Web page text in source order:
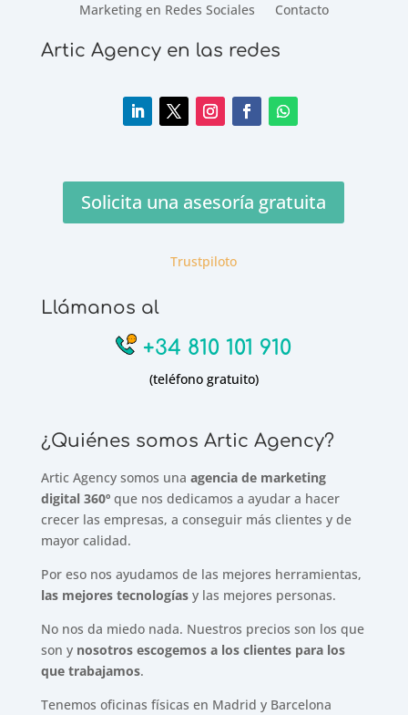
Marketing en Redes Sociales
Contacto
Artic Agency en las redes
Solicita una asesoría gratuita
Trustpiloto
Llámanos al
+34 810 101 910
(teléfono gratuito)
¿Quiénes somos Artic Agency?
Artic Agency somos una agencia de marketing
digital 360ºque nos dedicamos a ayudar a hacer
crecer las empresas, a conseguir más clientes y de
mayor calidad.
Por eso nos ayudamos de las mejores herramientas,
las mejores tecnologíasy las mejores personas.
No nos da miedo nada. Nuestros precios son los que
son y nosotros escogemos a los clientes para los
que trabajamos.
Tenemos oficinas físicas en Madrid y Barcelona